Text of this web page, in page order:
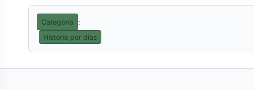
Categoría
:
Historia por días